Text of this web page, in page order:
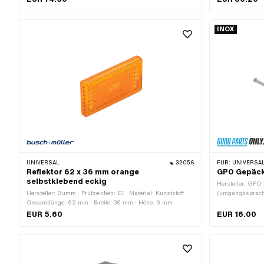
(Feingewinde)
UNIVERSAL 32056
Reflektor 62 x 36 mm orange
selbstklebend eckig
Hersteller: Bumm · Prüfzeichen: E1 · Material: Kunststoff ·
Gesamtlänge: 62 mm · Breite: 36 mm · Höhe: 9 mm
EUR 5.60
INOX
FÜR:
GPO
Hersteller: GPO
EUR 16.00